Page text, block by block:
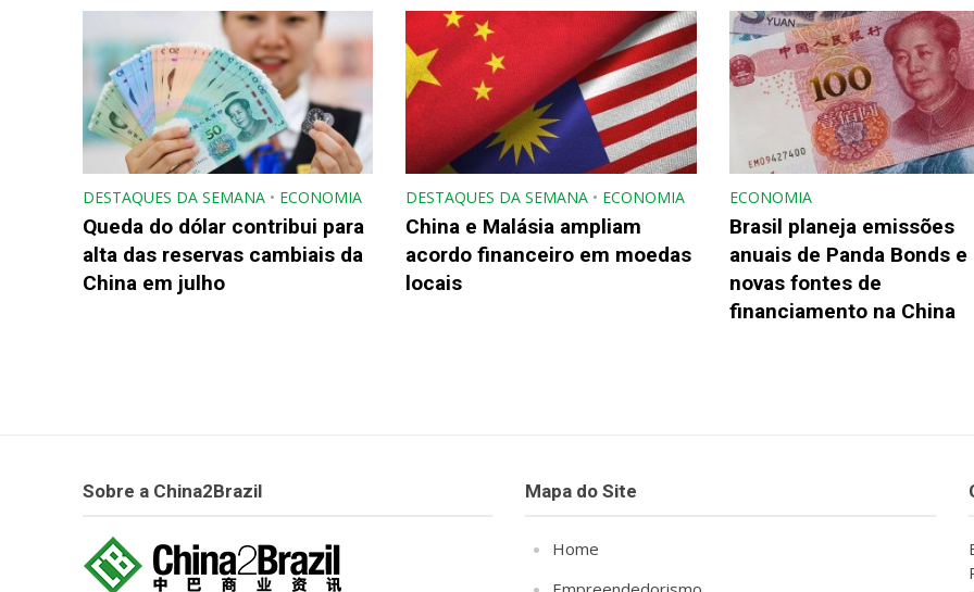
DESTAQUES DA SEMANA • ECONOMIA
Queda do dólar contribui para
alta das reservas cambiais da
China em julho
DESTAQUES DA SEMANA • ECONOMIA
China e Malásia ampliam
acordo financeiro em moedas
locais
ECONOMIA
Brasil planeja emissões
anuais de Panda Bonds e
novas fontes de
financiamento na China
Sobre a China2Brazil Mapa do Site
Home